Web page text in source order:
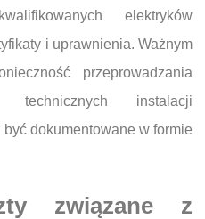
elektryków
i uprawnienia. Ważnym
przeprowadzania
technicznych instalacji
dokumentowane w formie
związane z